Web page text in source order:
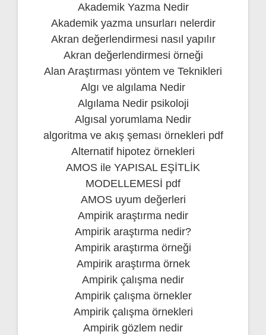
Akademik Yazma Nedir
Akademik yazma unsurları nelerdir
Akran değerlendirmesi nasıl yapılır
Akran değerlendirmesi örneği
Alan Araştırması yöntem ve Teknikleri
Algı ve algılama Nedir
Algılama Nedir psikoloji
Algısal yorumlama Nedir
algoritma ve akış şeması örnekleri pdf
Alternatif hipotez örnekleri
AMOS ile YAPISAL EŞİTLİK
MODELLEMESİ pdf
AMOS uyum değerleri
Ampirik araştırma nedir
Ampirik araştırma nedir?
Ampirik araştırma örneği
Ampirik araştırma örnek
Ampirik çalışma nedir
Ampirik çalışma örnekler
Ampirik çalışma örnekleri
Ampirik gözlem nedir